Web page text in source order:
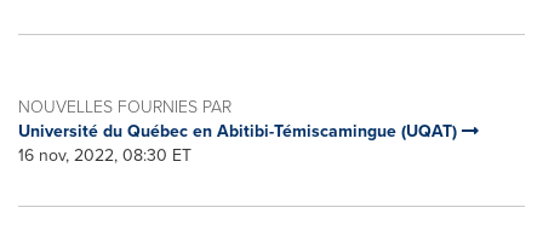
NOUVELLES FOURNIES PAR
Université du Québec en Abitibi-Témiscamingue (UQAT)
16 nov, 2022, 08:30 ET